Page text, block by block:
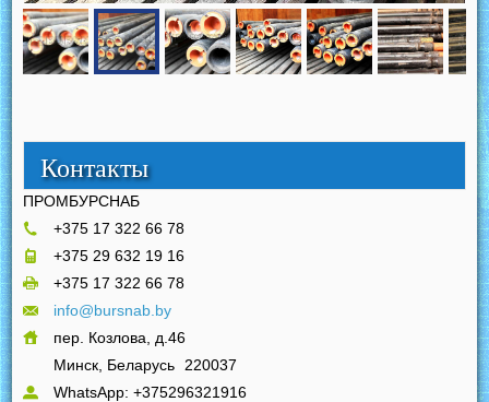
Контакты
ПРОМБУРСНАБ
+375 17 322 66 78
+375 29 632 19 16
+375 17 322 66 78
info@bursnab.by
пер. Козлова, д.46
Минск, Беларусь
220037
WhatsApp: +375296321916